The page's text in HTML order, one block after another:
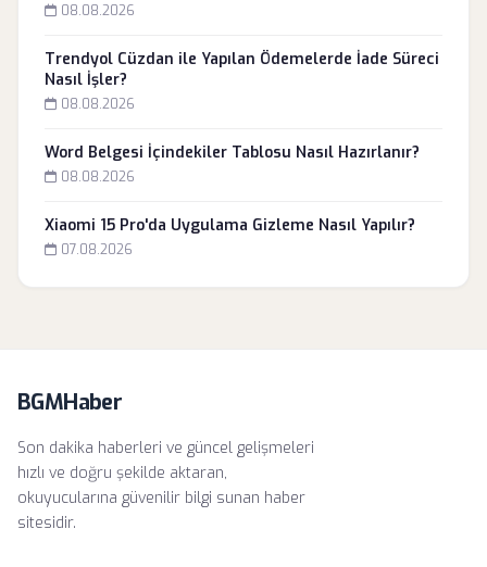
08.08.2026
Trendyol Cüzdan ile Yapılan Ödemelerde İade Süreci
Nasıl İşler?
08.08.2026
Word Belgesi İçindekiler Tablosu Nasıl Hazırlanır?
08.08.2026
Xiaomi 15 Pro'da Uygulama Gizleme Nasıl Yapılır?
07.08.2026
BGMHaber
Son dakika haberleri ve güncel gelişmeleri
hızlı ve doğru şekilde aktaran,
okuyucularına güvenilir bilgi sunan haber
sitesidir.